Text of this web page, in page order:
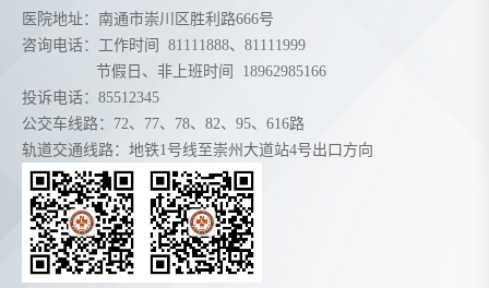
医院地址：南通市崇川区胜利路666号
咨询电话：工作时间 81111888、 81111999
节假日、非上班时间 18962985166
投诉电话：85512345
公交车线路：72、77、78、82、95、616路
轨道交通线路：地铁1号线至崇州大道站4号出口方向